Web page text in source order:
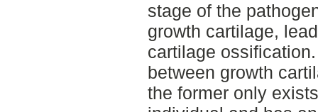
stage of the
growth cartilage,
cartilage
between growth
the former only